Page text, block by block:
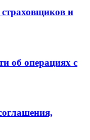
и
об операциях с